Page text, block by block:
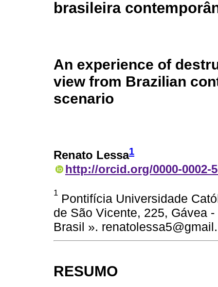
brasileira
An experience of
view from Brazilian
scenario
Renato Lessa1
http://orcid.org/0000-0002-
1 Pontifícia Universidade
de São Vicente, 225, Gávea
Brasil ».
RESUMO